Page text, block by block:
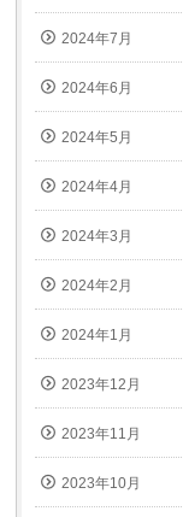
2024年7月
2024年6月
2024年5月
2024年4月
2024年3月
2024年2月
2024年1月
2023年12月
2023年11月
2023年10月